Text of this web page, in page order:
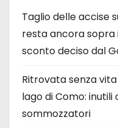
Taglio delle accise
resta ancora sopra
sconto deciso dal
Ritrovata senza
lago di Como:
sommozzatori